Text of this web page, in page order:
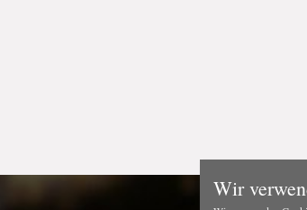
Wir